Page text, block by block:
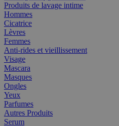
Produits de lavage intime
Hommes
Cicatrice
Lèvres
Femmes
Anti-rides et vieillissement
Visage
Mascara
Masques
Ongles
Yeux
Parfumes
Autres Produits
Serum